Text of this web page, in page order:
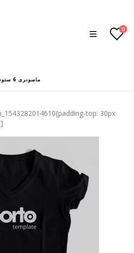
0
ماسونری 6 ستونه
top: 30px